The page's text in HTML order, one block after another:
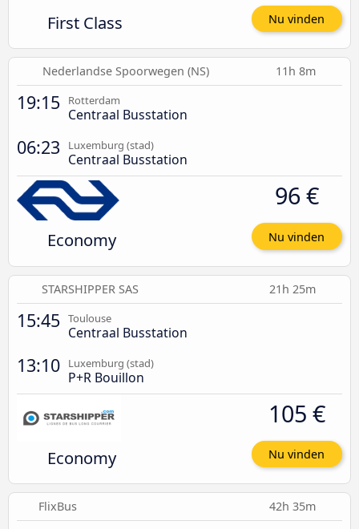
First Class Nu vinden
Nederlandse Spoorwegen (NS) 11h 8m
19:15 Rotterdam
Centraal Busstation
06:23 Luxemburg (stad)
Centraal Busstation
Economy
96 €
Nu vinden
STARSHIPPER SAS 21h 25m
15:45 Toulouse
Centraal Busstation
13:10 Luxemburg (stad)
P+R Bouillon
Economy
105 €
Nu vinden
FlixBus 42h 35m